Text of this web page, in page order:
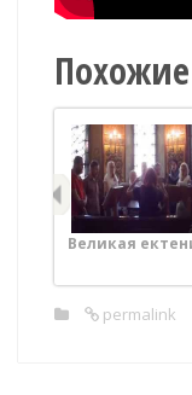
Великая
permalink